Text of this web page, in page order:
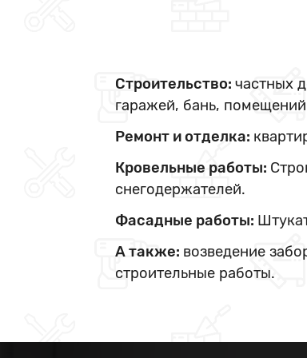
Строительство: частных
гаражей, бань,
Ремонт и отделка:
Кровельные работы:
снегодержателей.
Фасадные работы:
А также: возведение
строительные работы.